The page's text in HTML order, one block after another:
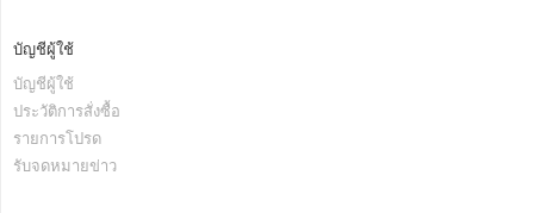
บัญชีผู้ใช้
บัญชีผู้ใช้
ประวัติการสั่งซื้อ
รายการโปรด
รับจดหมายข่าว